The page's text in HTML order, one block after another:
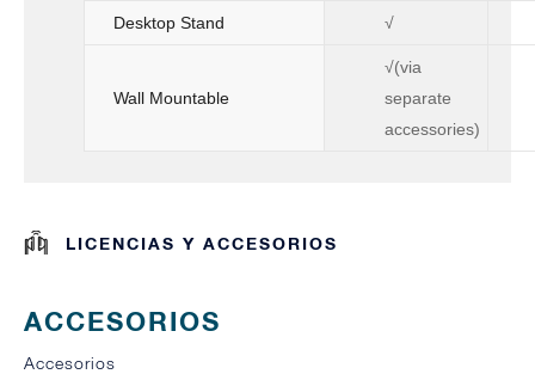
Desktop Stand √
Wall Mountable
√(via
separate
accessories)
LICENCIAS Y ACCESORIOS
ACCESORIOS
Accesorios